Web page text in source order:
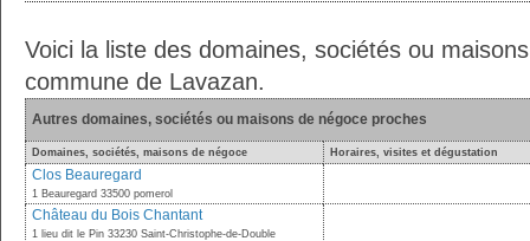
Voici la liste des domaines, sociétés ou
commune de Lavazan.
Autres domaines, sociétés ou maisons de négoce proches
Domaines, sociétés, maisons de négoce Horaires, visites et dégustation
Clos Beauregard
1 Beauregard 33500 pomerol
Château du Bois Chantant
1 lieu dit le Pin 33230 Saint-Christophe-de-Double